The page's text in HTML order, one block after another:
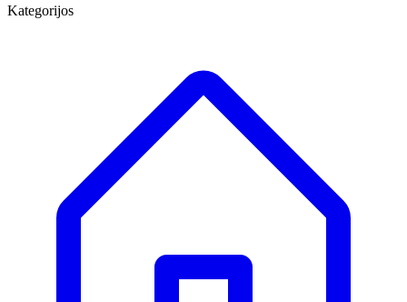
Kategorijos